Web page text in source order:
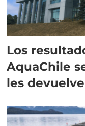
Los
AquaChile
les